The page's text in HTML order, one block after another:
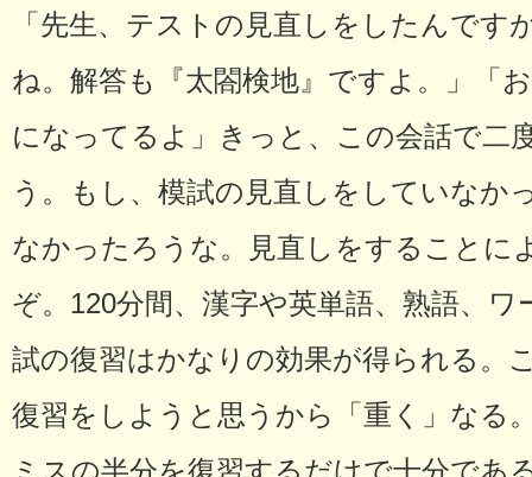
「先生、テストの見直しをしたんです
ね。解答も『太閤検地』ですよ。」「
になってるよ」きっと、この会話で二
う。もし、模試の見直しをしていなか
なかったろうな。見直しをすることに
ぞ。120分間、漢字や英単語、熟語、
試の復習はかなりの効果が得られる。
復習をしようと思うから「重く」なる